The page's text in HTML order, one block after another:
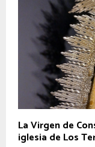
La Virgen de
iglesia de Los